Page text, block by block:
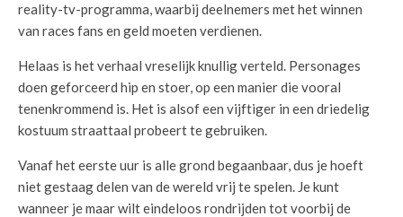
reality-tv-programma, waarbij deelnemers met het winnen
van races fans en geld moeten verdienen.
Helaas is het verhaal vreselijk knullig verteld. Personages
doen geforceerd hip en stoer, op een manier die vooral
tenenkrommend is. Het is alsof een vijftiger in een driedelig
kostuum straattaal probeert te gebruiken.
Vanaf het eerste uur is alle grond begaanbaar, dus je hoeft
niet gestaag delen van de wereld vrij te spelen. Je kunt
wanneer je maar wilt eindeloos rondrijden tot voorbij de